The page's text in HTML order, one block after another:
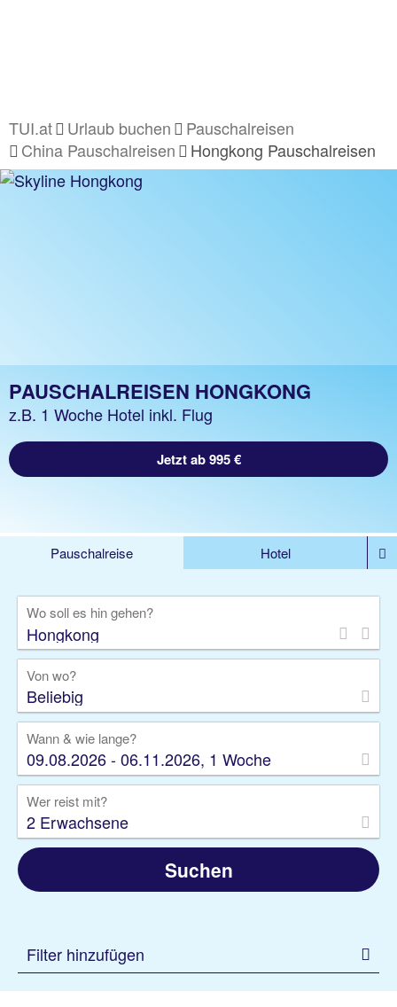
TUI.at Urlaub buchen
Pauschalreisen
China Pauschalreisen
Hongkong Pauschalreisen
PAUSCHALREISEN HONGKONG
z.B. 1 Woche Hotel inkl. Flug
Jetzt ab 995 €
Pauschalreise
Hotel
Rundreise
Kreuzfahrt
Gruppenreise
Camper Privattransfer
Wo soll es hin gehen?
Von wo?
Beliebig
Wann & wie lange?
09.08.2026 - 06.11.2026, 1 Woche
Wer reist mit?
2 Erwachsene
Suchen
Filter hinzufügen